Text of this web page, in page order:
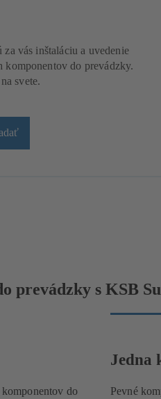
vás inštaláciu a uvedenie
komponentov do prevádzky.
svete.
prevádzky s KSB
do
Jedna
Pevné